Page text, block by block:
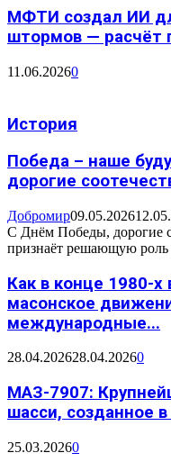
МФТИ создал ИИ
штормов — расчёт
11.06.20260
История
Победа – наше
дорогие
Добромир09.05.2026
С Днём Победы, дорогие
признаёт решающую
Как в конце 1980-
масонское
международные...
28.04.202628.04.20260
МАЗ-7907:
шасси, созданное
25.03.20260